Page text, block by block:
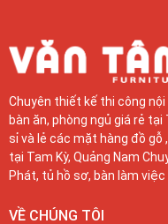
Chuyên thiết kế thi công
bàn ăn, phòng ngủ giá rẻ
sỉ và lẻ các mặt hàng đồ gỗ
tại Tam Kỳ, Quảng Nam
Phát, tủ hồ sơ, bàn làm việc
VỀ CHÚNG TÔI